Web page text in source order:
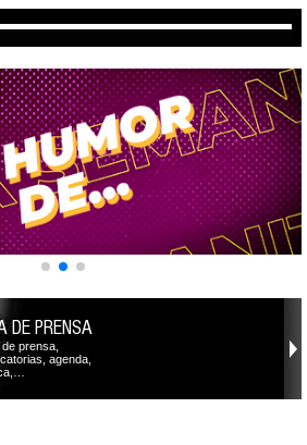
DE PRENSA
prensa,
agenda,